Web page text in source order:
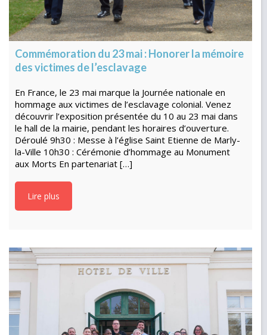
Commémoration du 23 mai : Honorer la mémoire
des victimes de l’esclavage
En France, le 23 mai marque la Journée nationale en
hommage aux victimes de l’esclavage colonial. Venez
découvrir l’exposition présentée du 10 au 23 mai dans
le hall de la mairie, pendant les horaires d’ouverture.
Déroulé 9h30 : Messe à l’église Saint Etienne de Marly-
la-Ville 10h30 : Cérémonie d’hommage au Monument
aux Morts En partenariat […]
Lire plus